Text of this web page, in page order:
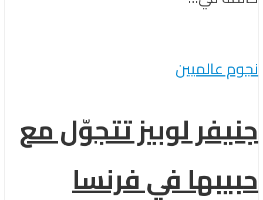
نجوم عالميين
جنيفر لوبيز تتجوّل مع
حبيبها في فرنسا